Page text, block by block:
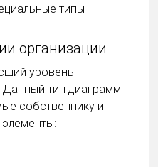
типы
организации
уровень
Данный тип диаграмм
собственнику и